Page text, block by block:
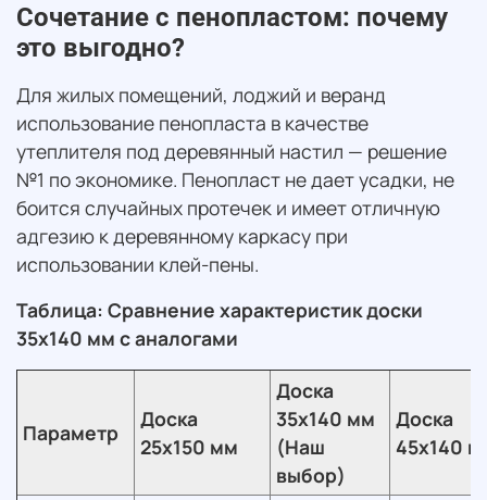
Сочетание с пенопластом: почему
это выгодно?
Для жилых помещений, лоджий и веранд
использование пенопласта в качестве
утеплителя под деревянный настил — решение
№1 по экономике. Пенопласт не дает усадки, не
боится случайных протечек и имеет отличную
адгезию к деревянному каркасу при
использовании клей-пены.
Таблица: Сравнение характеристик доски
35х140 мм с аналогами
Параметр
Доска
25х150 мм
Доска
35х140 мм
(Наш
выбор)
Доска
45х140